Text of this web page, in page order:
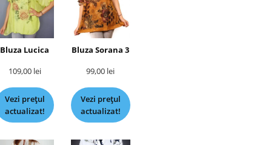
Bluza Lucica
109,00 lei
Vezi prețul
actualizat!
Bluza Sorana 3
99,00 lei
Vezi prețul
actualizat!